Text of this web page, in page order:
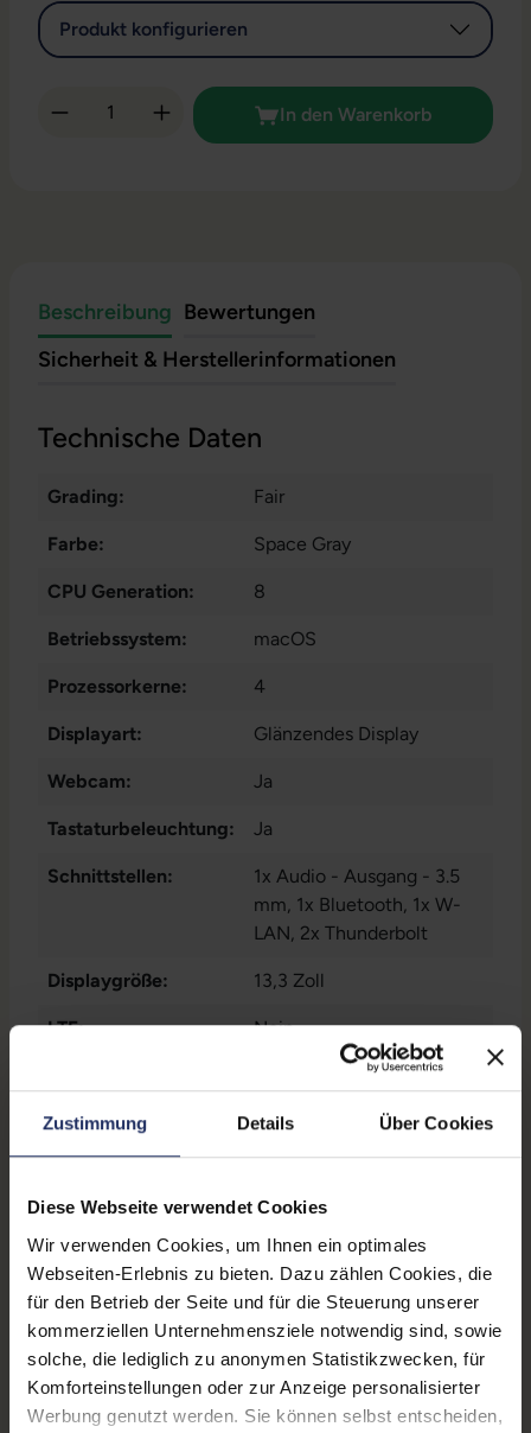
Zustimmung Details Über Cookies
Diese Webseite verwendet Cookies
Wir verwenden Cookies, um Ihnen ein optimales
Webseiten-Erlebnis zu bieten. Dazu zählen Cookies, die
für den Betrieb der Seite und für die Steuerung unserer
kommerziellen Unternehmensziele notwendig sind, sowie
solche, die lediglich zu anonymen Statistikzwecken, für
Komforteinstellungen oder zur Anzeige personalisierter
Werbung genutzt werden. Sie können selbst entscheiden,
Produkt konfigurieren
Produkt Anzahl: Gib den gewünschten
In den Warenkorb
Beschreibung Bewertungen
Sicherheit & Herstellerinformationen
Technische Daten
Grading: Fair
Farbe: Space Gray
CPU Generation: 8
Betriebssystem: macOS
Prozessorkerne: 4
Displayart: Glänzendes Display
Webcam: Ja
Tastaturbeleuchtung: Ja
Schnittstellen:
1x Audio - Ausgang - 3.5
mm, 1x Bluetooth, 1x W-
LAN, 2x Thunderbolt
Displaygröße: 13,3 Zoll
LTE: Nein
2560 x 1600 Retina
Tastaturlayout:
Deutsch (QWERTZ) ohne
Ziffernblock
Onboard-Grafik:
Intel® Iris Plus Graphics
Fingerprintreader: Ja
Zustand: Gebraucht
Partnerprogramm: Ja
Datenspeicher: 128 GB SSD